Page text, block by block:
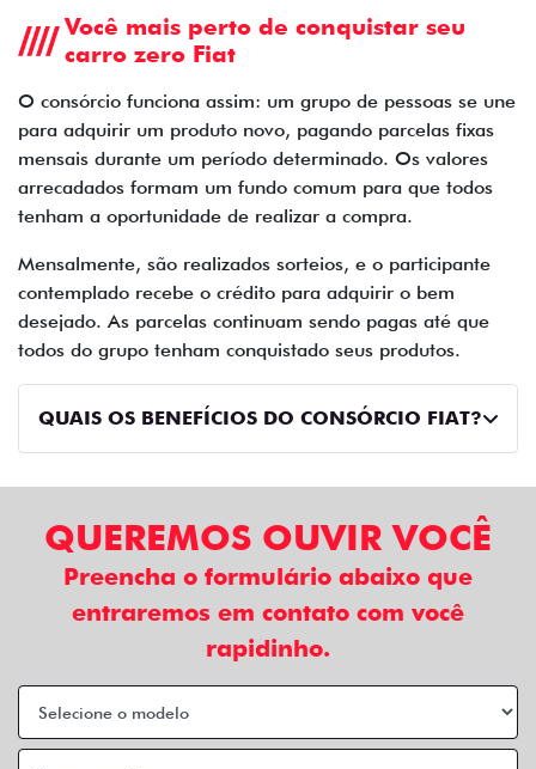
Você mais perto de conquistar seu
carro zero Fiat
O consórcio funciona assim: um grupo de pessoas se une
para adquirir um produto novo, pagando parcelas fixas
mensais durante um período determinado. Os valores
arrecadados formam um fundo comum para que todos
tenham a oportunidade de realizar a compra.
Mensalmente, são realizados sorteios, e o participante
contemplado recebe o crédito para adquirir o bem
desejado. As parcelas continuam sendo pagas até que
todos do grupo tenham conquistado seus produtos.
QUAIS OS BENEFÍCIOS DO CONSÓRCIO FIAT?
QUEREMOS OUVIR VOCÊ
Preencha o formulário abaixo que
entraremos em contato com você
rapidinho.